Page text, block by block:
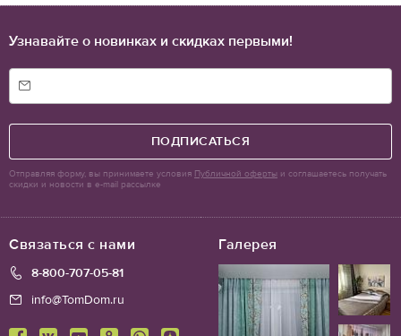
Галерея
Связаться с нами
8-800-707-05-81
info@TomDom.ru
Узнавайте о новинках и скидках первыми!
ПОДПИСАТЬСЯ
Отправляя форму, вы принимаете условия Публичной оферты и соглашаетесь получать
скидки и новости в e-mail рассылке